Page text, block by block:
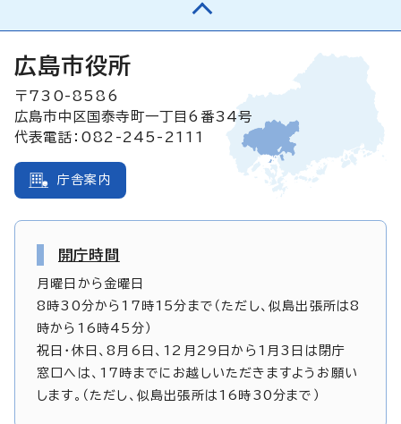
広島市役所
〒730-8586
広島市中区国泰寺町一丁目6番34号
代表電話：082-245-2111
庁舎案内
開庁時間
月曜日から金曜日
8時30分から17時15分まで（ただし、似島出張所は8
時から16時45分）
祝日・休日、8月6日、12月29日から1月3日は閉庁
窓口へは、17時までにお越しいただきますようお願い
します。（ただし、似島出張所は16時30分まで）